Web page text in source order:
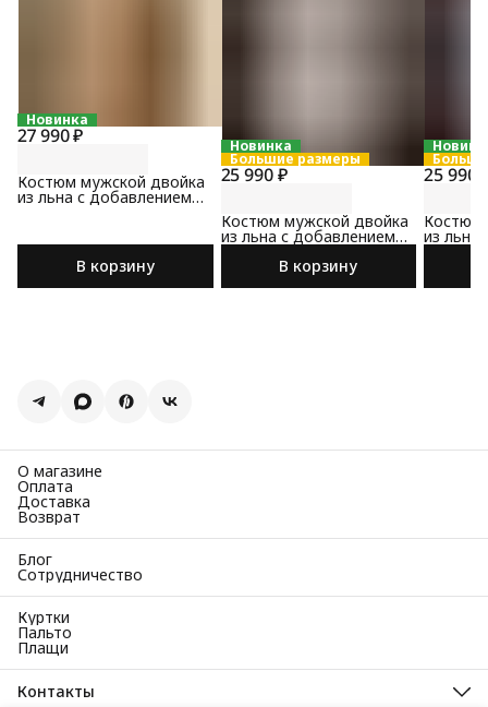
Новинка
27 990 ₽
Костюм мужской двойка
из льна с добавлением
В корзину
Новинка
Большие размеры
25 990 ₽
Костюм мужской двойка
из льна с добавлением
хлопка бежевого цвета
В корзину
25 990
Костюм
из льна
хлопка
О магазине
Оплата
Доставка
Возврат
Блог
Сотрудничество
Куртки
Пальто
Плащи
Контакты